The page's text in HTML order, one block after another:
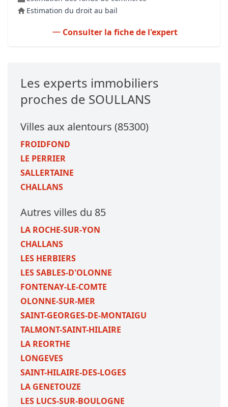
Estimation du droit au bail
Consulter la fiche de l'expert
Les experts immobiliers
proches de SOULLANS
Villes aux alentours (85300)
FROIDFOND
LE PERRIER
SALLERTAINE
CHALLANS
Autres villes du 85
LA ROCHE-SUR-YON
CHALLANS
LES HERBIERS
LES SABLES-D'OLONNE
FONTENAY-LE-COMTE
OLONNE-SUR-MER
SAINT-GEORGES-DE-MONTAIGU
TALMONT-SAINT-HILAIRE
LA REORTHE
LONGEVES
SAINT-HILAIRE-DES-LOGES
LA GENETOUZE
LES LUCS-SUR-BOULOGNE